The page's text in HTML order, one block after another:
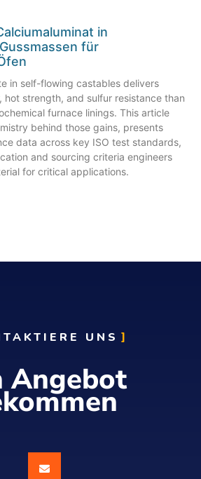
in
für
in self-flowing castables delivers
, hot strength, and sulfur resistance than
furnace linings. This article
behind those gains, presents
data across key ISO test standards,
and sourcing criteria engineers
for critical applications.
UNS
Angebot